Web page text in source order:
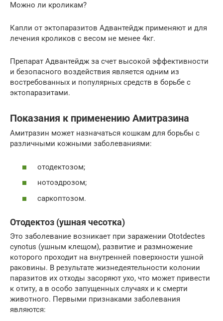
Можно ли кроликам?
Капли от эктопаразитов Адвантейдж применяют и для
лечения кроликов с весом не менее 4кг.
Препарат Адвантейдж за счет высокой эффективности
и безопасного воздействия является одним из
востребованных и популярных средств в борьбе с
эктопаразитами.
Показания к применению Амитразина
Амитразин может назначаться кошкам для борьбы с
различными кожными заболеваниями:
отодектозом;
нотоэдрозом;
саркоптозом.
Отодектоз (ушная чесотка)
Это заболевание возникает при заражении Ototdectes
cynotus (ушным клещом), развитие и размножение
которого проходит на внутренней поверхности ушной
раковины. В результате жизнедеятельности колонии
паразитов их отходы засоряют ухо, что может привести
к отиту, а в особо запущенных случаях и к смерти
животного. Первыми признаками заболевания
являются: